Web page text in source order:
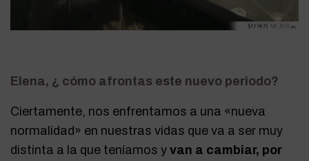
Elena, ¿ cómo afrontas este nuevo periodo?
Ciertamente, nos enfrentamos a una «nueva
normalidad» en nuestras vidas que va a ser muy
distinta a la que teníamos yvan a cambiar, por